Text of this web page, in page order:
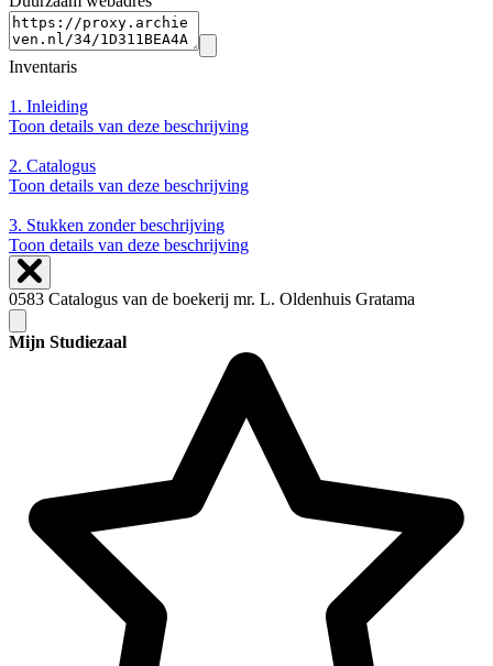
Inventaris
1. Inleiding
Toon details van deze beschrijving
2. Catalogus
Toon details van deze beschrijving
3. Stukken zonder beschrijving
Toon details van deze beschrijving
0583 Catalogus van de boekerij mr. L. Oldenhuis Gratama
Mijn Studiezaal